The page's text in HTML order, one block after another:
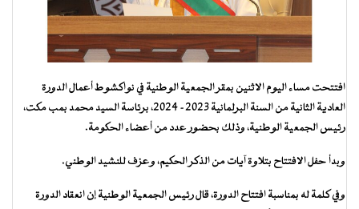
افتتحت مساء اليوم الاثنين بمقر الجمعية الوطنية في نواكشوط أعمال الدورة
العادية الثانية من السنة البرلمانية 2023- 2024، برئاسة السيد محمد بمب مكت،
رئيس الجمعية الوطنية، وذلك بحضور عدد من أعضاء الحكومة.
وبدأ حفل الافتتاح بتلاوة آيات من الذكر الحكيم، وعزف للنشيد الوطني.
وفي كلمة له بمناسبة افتتاح الدورة، قال رئيس الجمعية الوطنية إن انعقاد الدورة